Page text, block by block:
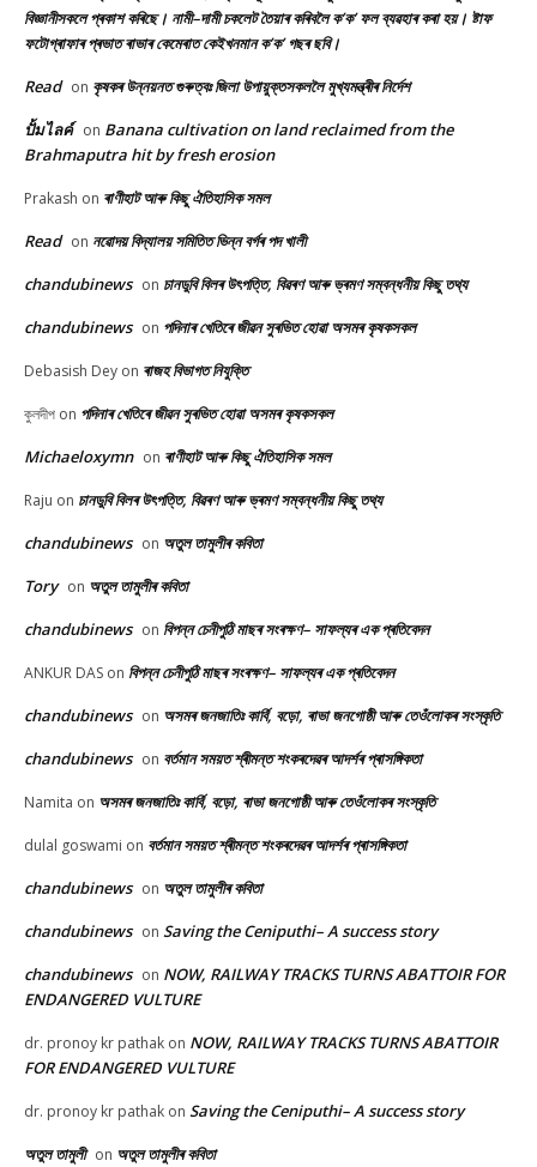
বিজ্ঞানীসকলে প্ৰকাশ কৰিছে। নামী–দামী চকলেট তৈয়াৰ কৰিবলৈ ক’ক’ ফল ব্যৱহাৰ কৰা হয়। ষ্টাফ
ফটোগ্ৰাফাৰ প্ৰভাত ৰাভাৰ কেমেৰাত কেইখনমান ক’ক’ গছৰ ছবি।
Read on কৃষকৰ উন্নয়নত গুৰুত্বঃ জিলা উপায়ুক্তসকললৈ মুখ্যমন্ত্ৰীৰ নিৰ্দেশ
ปั้มไลค์ on Banana cultivation on land reclaimed from the
Brahmaputra hit by fresh erosion
Prakash on ৰাণীহাট আৰু কিছু ঐতিহাসিক সমল
Read on নৱোদয় বিদ্যালয় সমিতিত ভিন্ন বৰ্গৰ পদ খালী
chandubinews on চানডুবি বিলৰ উৎপত্তি, বিৱৰণ আৰু ভ্ৰমণ সম্বন্ধনীয় কিছু তথ্য
chandubinews on পদিনাৰ খেতিৰে জীৱন সুৰভিত হোৱা অসমৰ কৃষকসকল
Debasish Dey on ৰাজহ বিভাগত নিযুক্তি
কুলদীপ on পদিনাৰ খেতিৰে জীৱন সুৰভিত হোৱা অসমৰ কৃষকসকল
Michaeloxymn on ৰাণীহাট আৰু কিছু ঐতিহাসিক সমল
Raju on চানডুবি বিলৰ উৎপত্তি, বিৱৰণ আৰু ভ্ৰমণ সম্বন্ধনীয় কিছু তথ্য
chandubinews on অতুল তামুলীৰ কবিতা
Tory on অতুল তামুলীৰ কবিতা
chandubinews on বিপন্ন চেনীপুঠি মাছৰ সংৰক্ষণ– সাফল্যৰ এক প্ৰতিবেদন
ANKUR DAS on বিপন্ন চেনীপুঠি মাছৰ সংৰক্ষণ– সাফল্যৰ এক প্ৰতিবেদন
chandubinews on অসমৰ জনজাতিঃ কাৰ্বি, বড়ো, ৰাভা জনগোষ্ঠী আৰু তেওঁলোকৰ সংস্কৃতি
chandubinews on বৰ্তমান সময়ত শ্ৰীমন্ত শংকৰদেৱৰ আদৰ্শৰ প্ৰাসঙ্গিকতা
Namita on অসমৰ জনজাতিঃ কাৰ্বি, বড়ো, ৰাভা জনগোষ্ঠী আৰু তেওঁলোকৰ সংস্কৃতি
dulal goswami on বৰ্তমান সময়ত শ্ৰীমন্ত শংকৰদেৱৰ আদৰ্শৰ প্ৰাসঙ্গিকতা
chandubinews on অতুল তামুলীৰ কবিতা
chandubinews on Saving the Ceniputhi– A success story
chandubinews on NOW, RAILWAY TRACKS TURNS ABATTOIR FOR
ENDANGERED VULTURE
dr. pronoy kr pathak on NOW, RAILWAY TRACKS TURNS ABATTOIR
FOR ENDANGERED VULTURE
dr. pronoy kr pathak on Saving the Ceniputhi– A success story
অতুল তামুলী on অতুল তামুলীৰ কবিতা